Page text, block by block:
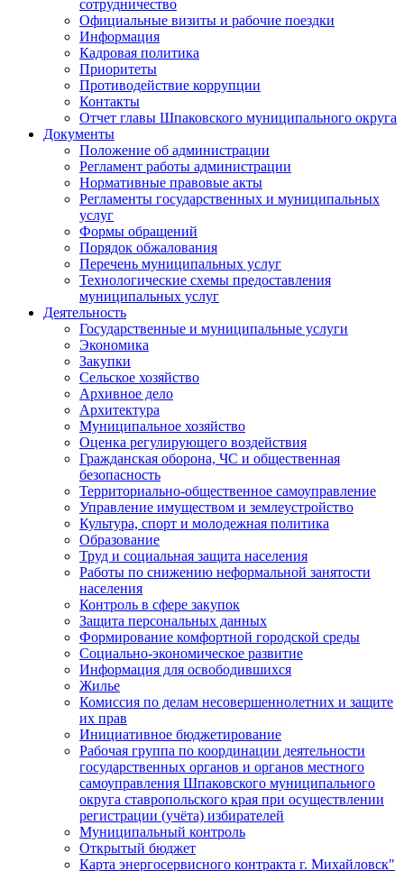
сотрудничество
Официальные визиты и рабочие поездки
Информация
Кадровая политика
Приоритеты
Противодействие коррупции
Контакты
Отчет главы Шпаковского муниципального округа
Документы
Положение об администрации
Регламент работы администрации
Нормативные правовые акты
Регламенты государственных и муниципальных
услуг
Формы обращений
Порядок обжалования
Перечень муниципальных услуг
Технологические схемы предоставления
муниципальных услуг
Деятельность
Государственные и муниципальные услуги
Экономика
Закупки
Сельское хозяйство
Архивное дело
Архитектура
Муниципальное хозяйство
Оценка регулирующего воздействия
Гражданская оборона, ЧС и общественная
безопасность
Территориально-общественное самоуправление
Управление имуществом и землеустройство
Культура, спорт и молодежная политика
Образование
Труд и социальная защита населения
Работы по снижению неформальной занятости
населения
Контроль в сфере закупок
Защита персональных данных
Формирование комфортной городской среды
Социально-экономическое развитие
Информация для освободившихся
Жилье
Комиссия по делам несовершеннолетних и защите
их прав
Инициативное бюджетирование
Рабочая группа по координации деятельности
государственных органов и органов местного
самоуправления Шпаковского муниципального
округа ставропольского края при осуществлении
регистрации (учёта) избирателей
Муниципальный контроль
Открытый бюджет
Карта энергосервисного контракта г. Михайловск"